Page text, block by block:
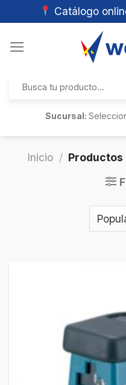
Catálogo
por:
Sucursal:
Inicio / Productos